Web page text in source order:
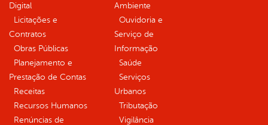
Digital
Licitações e
Contratos
Obras Públicas
Planejamento e
Prestação de Contas
Receitas
Recursos Humanos
Renúncias de
Ambiente
Ouvidoria e
Serviço de
Informação
Saúde
Serviços
Urbanos
Tributação
Vigilância